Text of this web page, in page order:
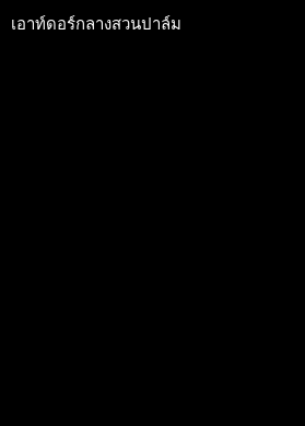
เอาท์ดอร์กลางสวนปาล์ม